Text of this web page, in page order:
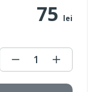
75 lei
1